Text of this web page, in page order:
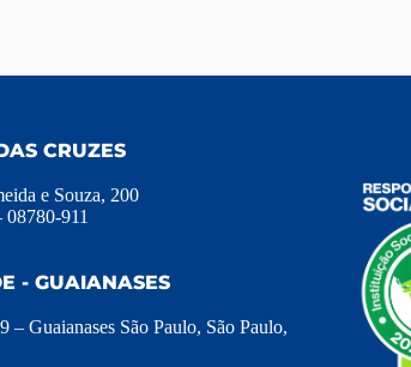
CRUZES
e Souza, 200
08780-911
- GUAIANASES
Guaianases São Paulo, São Paulo,